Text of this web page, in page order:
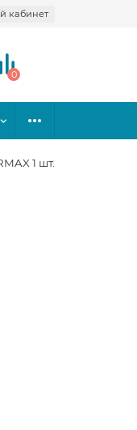
кабинет
0
1 шт.